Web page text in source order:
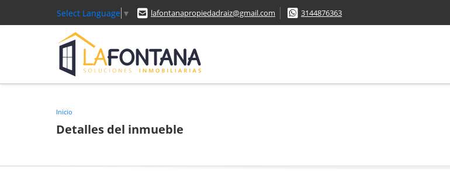
Select Language ▼ lafontanapropiedadraiz@gmail.com 3144876363
Inicio
Detalles del inmueble